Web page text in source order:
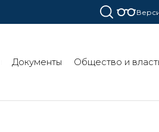
Документы Общество и